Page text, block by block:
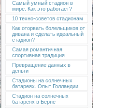
Самый умный стадион в
мире. Как это работает?
10 техно-советов стадионам
Как оторвать болельщиков от
дивана и сделать идеальный
стадион?
Самая романтичная
спортивная традиция
Превращение данных в
деньги
Стадионы на солнечных
батареях. Опыт Голландии
Стадион на солнечных
батареях в Берне